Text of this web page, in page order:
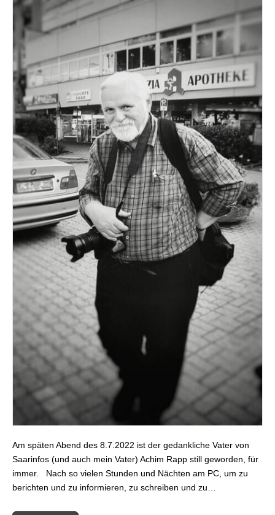
Am späten Abend des 8.7.2022 ist der gedankliche Vater von
Saarinfos (und auch mein Vater) Achim Rapp still geworden, für
immer. Nach so vielen Stunden und Nächten am PC, um zu
berichten und zu informieren, zu schreiben und zu…